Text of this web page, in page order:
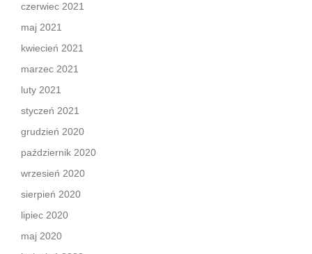
czerwiec 2021
maj 2021
kwiecień 2021
marzec 2021
luty 2021
styczeń 2021
grudzień 2020
październik 2020
wrzesień 2020
sierpień 2020
lipiec 2020
maj 2020